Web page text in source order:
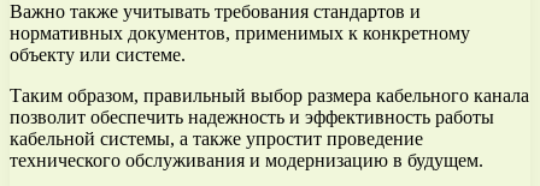
Важно также учитывать требования стандартов и
нормативных документов, применимых к конкретному
объекту или системе.
Таким образом, правильный выбор размера кабельного канала
позволит обеспечить надежность и эффективность работы
кабельной системы, а также упростит проведение
технического обслуживания и модернизацию в будущем.